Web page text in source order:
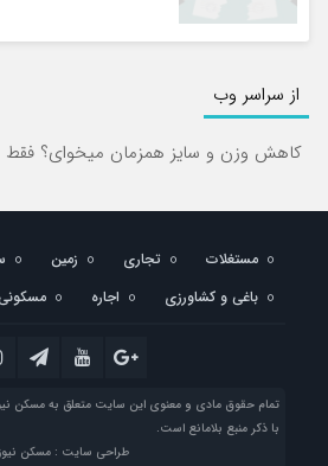
از سراسر وب
کاهش وزن و سایز همزمان میخوای؟ فقط
مستغلات تجاری زمین
باغی و کشاورزی
اجاره
تمام حقوق مادی و معنوی این سایت متعلق به مسکن
با ذکر منبع بلامانع است.
طراحی سایت : مسکن نیوز